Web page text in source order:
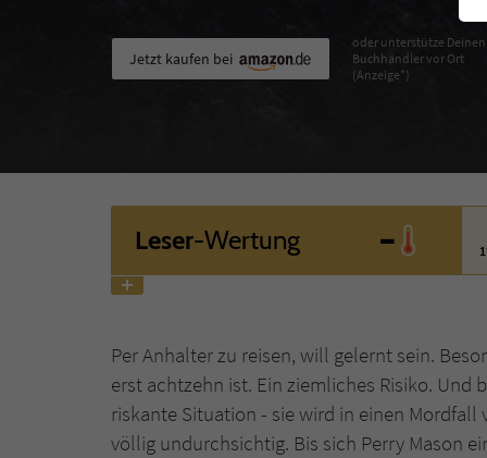
Jetzt kaufen bei
oder unterstütze Deinen
Buchhändler vor Ort
(Anzeige*)
Leser-Wertung -
Per Anhalter zu reisen, will gelernt sein.
erst achtzehn ist. Ein ziemliches Risiko. Und
riskante Situation - sie wird in einen
völlig undurchsichtig. Bis sich Perry Mason